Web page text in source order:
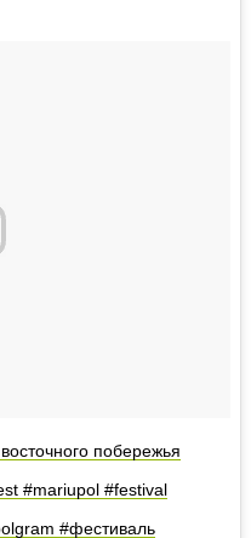
побережья
#mariupol #festival
#фестиваль